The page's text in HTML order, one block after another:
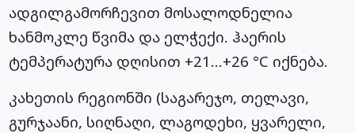
ადგილგამორჩევით მოსალოდნელია
ხანმოკლე წვიმა და ელჭექი. ჰაერის
ტემპერატურა დღისით +21…+26 °C იქნება.
კახეთის რეგიონში (საგარეჯო, თელავი,
გურჯაანი, სიღნაღი, ლაგოდეხი, ყვარელი,